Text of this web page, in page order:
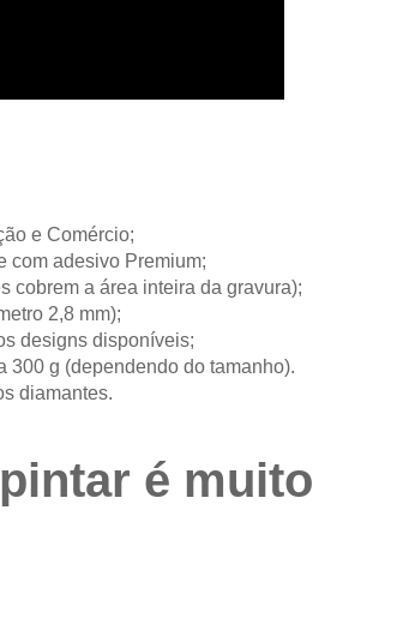
e Comércio;
com adesivo Premium;
cobrem a área inteira da gravura);
2,8 mm);
designs disponíveis;
300 g (dependendo do tamanho).
diamantes.
é muito